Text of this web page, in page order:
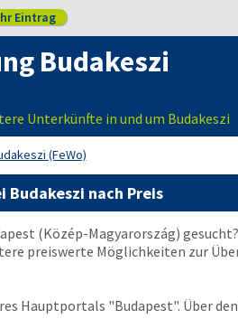
Eintrag
Budakeszi
Unterkünfte in und um Budakeszi
(FeWo)
Budakeszi nach Preis
(Közép-Magyarország)
preiswerte Möglichkeiten zur
Hauptportals "Budapest". Über